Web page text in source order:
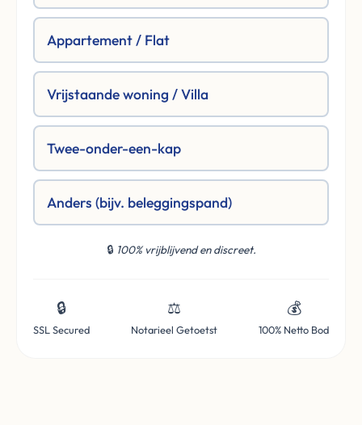
Appartement / Flat
Vrijstaande woning / Villa
Twee-onder-een-kap
Anders (bijv. beleggingspand)
🔒 100% vrijblijvend en discreet.
🔒
SSL Secured
⚖️
Notarieel Getoetst
💰
100% Netto Bod